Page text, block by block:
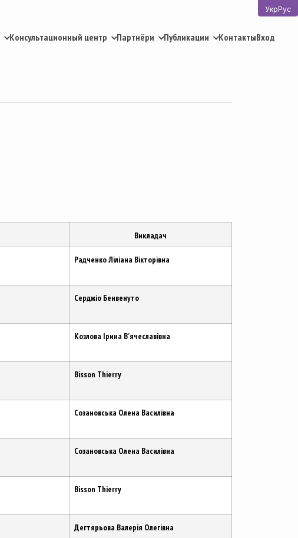
Консультационный центр Партнёри Публикации КонтактыВход
УкрРус
Викладач
Радченко Ліліана Вікторівна
Серджіо Бенвенуто
Козлова Ірина В’ячеславівна
Bisson Thierry
Созановська Олена Василівна
Созановська Олена Василівна
Bisson Thierry
Дегтярьова Валерія Олегівна